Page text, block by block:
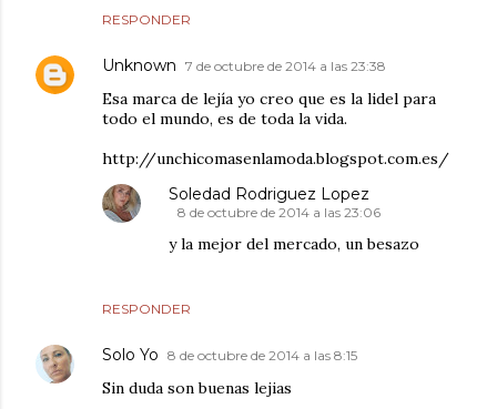
RESPONDER
Unknown 7 de octubre de 2014 a las 23:38
Esa marca de lejía yo creo que es la lidel para
todo el mundo, es de toda la vida.
http://unchicomasenlamoda.blogspot.com.es/
RESPONDER
Soledad Rodriguez Lopez
8 de octubre de 2014 a las 23:06
y la mejor del mercado, un besazo
Solo Yo 8 de octubre de 2014 a las 8:15
Sin duda son buenas lejias